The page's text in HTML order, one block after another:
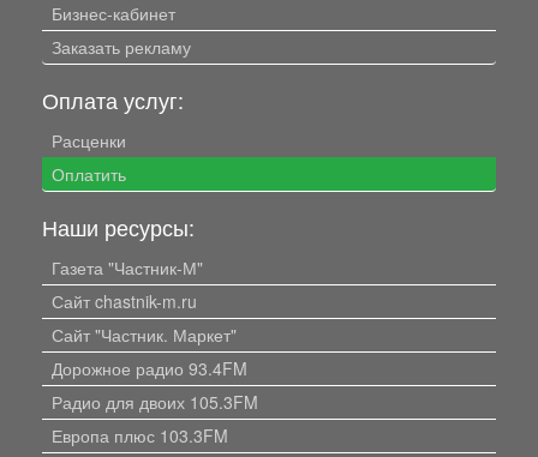
Бизнес-кабинет
Заказать рекламу
Оплата услуг:
Расценки
Оплатить
Наши ресурсы:
Газета "Частник-М"
Сайт chastnik-m.ru
Сайт "Частник. Маркет"
Дорожное радио 93.4FM
Радио для двоих 105.3FM
Европа плюс 103.3FM